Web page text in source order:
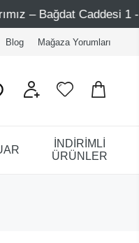
1 - Bağdat
Blog Mağaza Yorumları
İNDİRİMLİ
ÜRÜNLER